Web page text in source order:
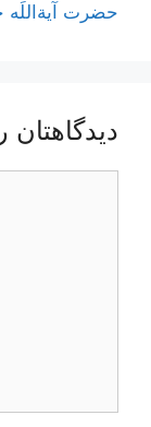
حضرت
دیدگاهتان